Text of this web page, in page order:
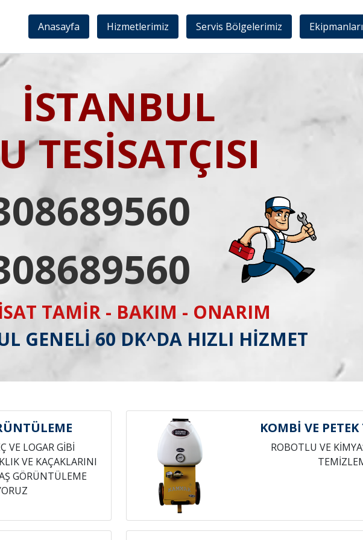
Anasayfa Hizmetlerimiz Servis Bölgelerimiz
İSTANBUL
TESİSATÇISI
TAMİR - BAKIM - ONARIM
GENELİ 60 DK^DA HIZLI HİZMET
VE LOGAR GİBİ
VE KAÇAKLARINI
GÖRÜNTÜLEME
KOMBİ VE
ROBOTLU VE